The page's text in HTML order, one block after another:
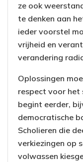
ze ook
te denken aan
ieder voorstel
vrijheid en
verandering
Oplossingen
respect voor het
begint eerder,
democratische
Scholieren die
verkiezingen op
volwassen